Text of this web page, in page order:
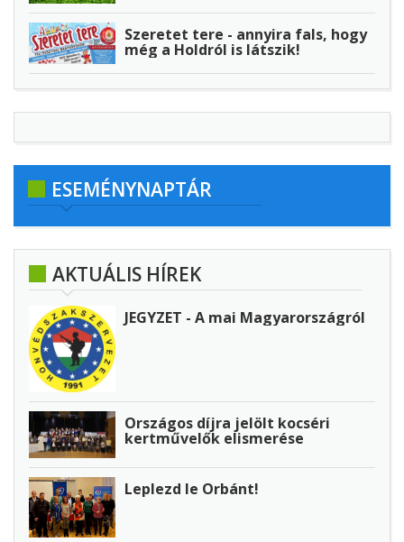
Szeretet tere - annyira fals, hogy
még a Holdról is látszik!
ESEMÉNYNAPTÁR
AKTUÁLIS HÍREK
JEGYZET - A mai Magyarországról
Országos díjra jelölt kocséri
kertművelők elismerése
Leplezd le Orbánt!